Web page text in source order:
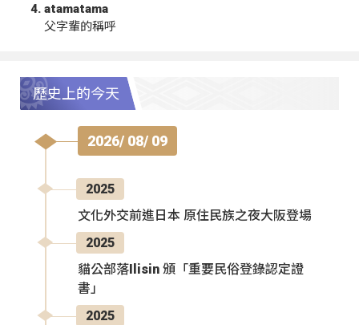
atamatama
父字輩的稱呼
歷史上的今天
2026/ 08/ 09
2025
文化外交前進日本 原住民族之夜大阪登場
2025
貓公部落Ilisin 頒「重要民俗登錄認定證
書」
2025